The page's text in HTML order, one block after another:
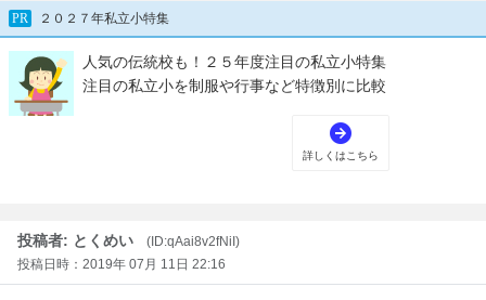
投稿者: とくめい
(ID:qAai8v2fNiI)
投稿日時：2019年 07月 11日 22:16